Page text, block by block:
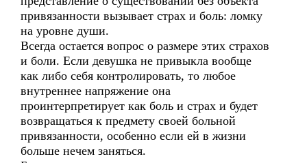
привязанности вызывает страх и боль: ломку
на уровне души.
Всегда остается вопрос о размере этих страхов
и боли. Если девушка не привыкла вообще
как либо себя контролировать, то любое
внутреннее напряжение она
проинтерпретирует как боль и страх и будет
возвращаться к предмету своей больной
привязанности, особенно если ей в жизни
больше нечем заняться.